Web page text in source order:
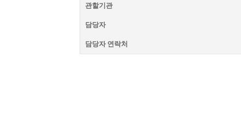
관할기관
담당자
담당자 연락처